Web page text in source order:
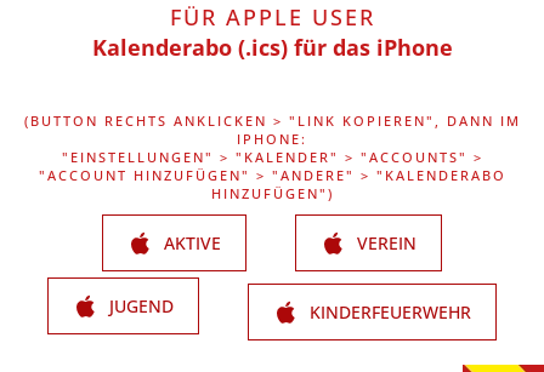
FÜR APPLE USER
Kalenderabo (.ics) für das iPhone
(BUTTON RECHTS ANKLICKEN > "LINK KOPIEREN", DANN IM
IPHONE:
"EINSTELLUNGEN" > "KALENDER" > "ACCOUNTS" >
"ACCOUNT HINZUFÜGEN" > "ANDERE" > "KALENDERABO
HINZUFÜGEN")
AKTIVE VEREIN
JUGEND KINDERFEUERWEHR